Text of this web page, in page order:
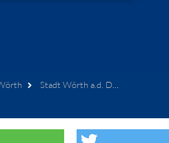
Stadt Wörth a.d. Donau